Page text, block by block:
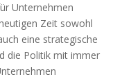
Unternehmen
Zeit sowohl
eine strategische
die Politik mit immer